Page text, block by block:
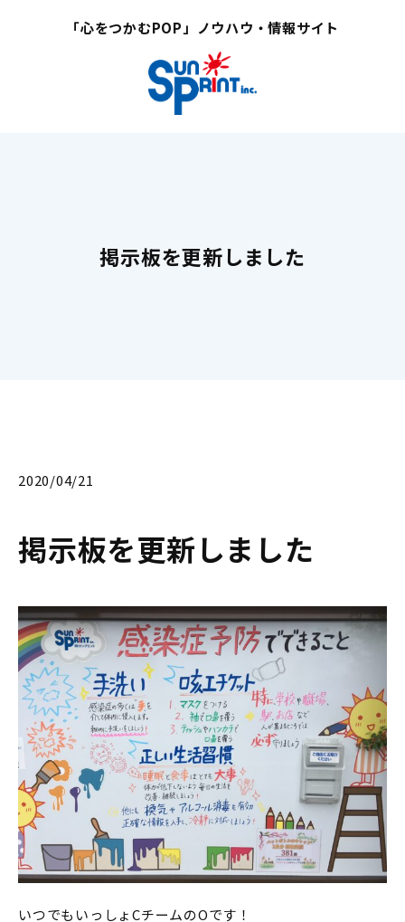
「心をつかむPOP」ノウハウ・情報サイト
掲示板を更新しました
2020/04/21
掲示板を更新しました
いつでもいっしょCチームのOです！